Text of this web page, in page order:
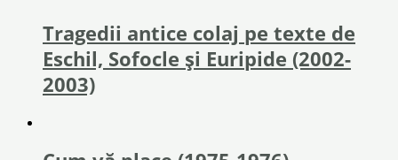
Tragedii antice colaj pe texte de
Eschil, Sofocle și Euripide (2002-
2003)